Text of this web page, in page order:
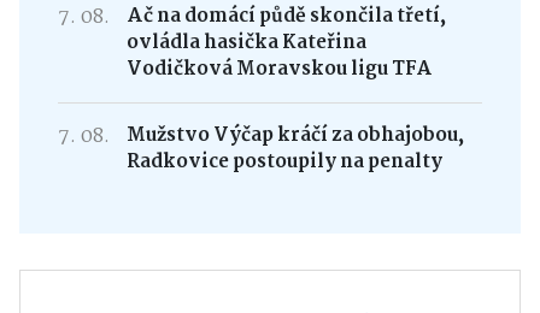
7. 08.
Ač na domácí půdě skončila třetí,
ovládla hasička Kateřina
Vodičková Moravskou ligu TFA
7. 08.
Mužstvo Výčap kráčí za obhajobou,
Radkovice postoupily na penalty